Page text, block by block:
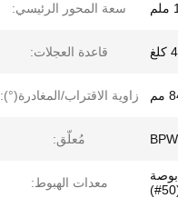
سعة المحور الرئيسي:
قاعدة العجلات:
زاوية الاقتراب/المغادرة(°):
مُعلّق:
JOST 3.5 بوصة (90#)، اختياري: 2 بوصة
معدات الهبوط: